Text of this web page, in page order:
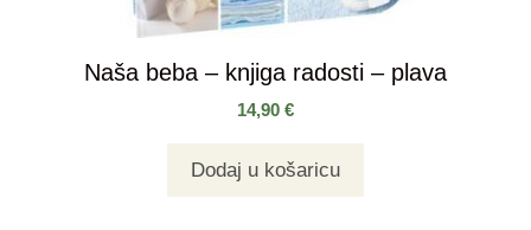
Naša beba – knjiga radosti – plava
14,90 €
Dodaj u košaricu